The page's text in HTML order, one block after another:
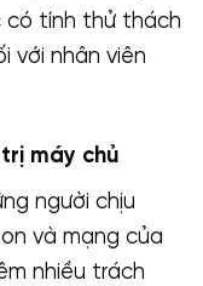
có tính thử thách
với nhân viên
máy chủ
người chịu
và mạng của
nhiều trách